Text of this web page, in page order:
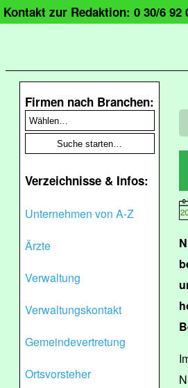
Kontakt zur Redaktion: 0 30/6 92
Firmen nach Branchen:
Verzeichnisse & Infos:
Unternehmen von A-Z
Ärzte
Verwaltung
Verwaltungskontakt
Gemeindevertretung
Ortsvorsteher